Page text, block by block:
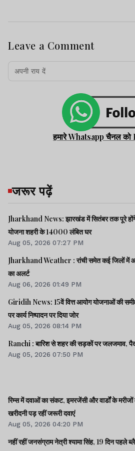
Leave a Comment
हमारे Whatsapp चैनल
जरूर पढ़ें
Jharkhand News: झारखंड में सितंबर तक पूरे
योजना शहरी के 14000 लंबित घर
Aug 05, 2026 07:27 PM
Jharkhand Weather : रांची समेत कई जिलों में
का अलर्ट
Aug 06, 2026 01:49 PM
Giridih News: 15वें वित्त आयोग योजनाओं की
पर कार्य निष्पादन पर दिया जोर
Aug 05, 2026 08:14 PM
Ranchi : बारिश से शहर की सड़कों पर जलजमाव,
Aug 05, 2026 07:50 PM
रिम्स में दवाओं का संकट, इमरजेंसी और वार्डों के मरीजों
खरीदनी पड़ रहीं जरूरी दवाएं
Aug 05, 2026 04:20 PM
नहीं रहीं जनसंग्राम नेत्री श्‍यामा सिंह, 19 दिन पहले